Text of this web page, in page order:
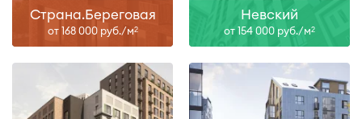
Страна.Береговая
от 168 000 руб./м2
Невский
от 154 000 руб./м2